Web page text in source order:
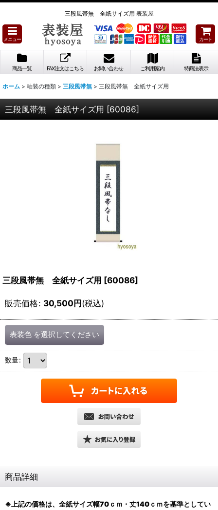
三段風帯無 全紙サイズ用 表装屋
メニュー カート
商品一覧 FAX注文はこちら お問い合わせ ご利用案内 特商法表示
ホーム > 軸装の種類 > 三段風帯無 > 三段風帯無 全紙サイズ用
三段風帯無 全紙サイズ用 [60086]
三段風帯無 全紙サイズ用 [60086]
販売価格: 30,500円(税込)
表装色 を選択してください
数量:
商品詳細
※上記の価格は、全紙サイズ幅70ｃｍ・丈140ｃｍを基準としてい